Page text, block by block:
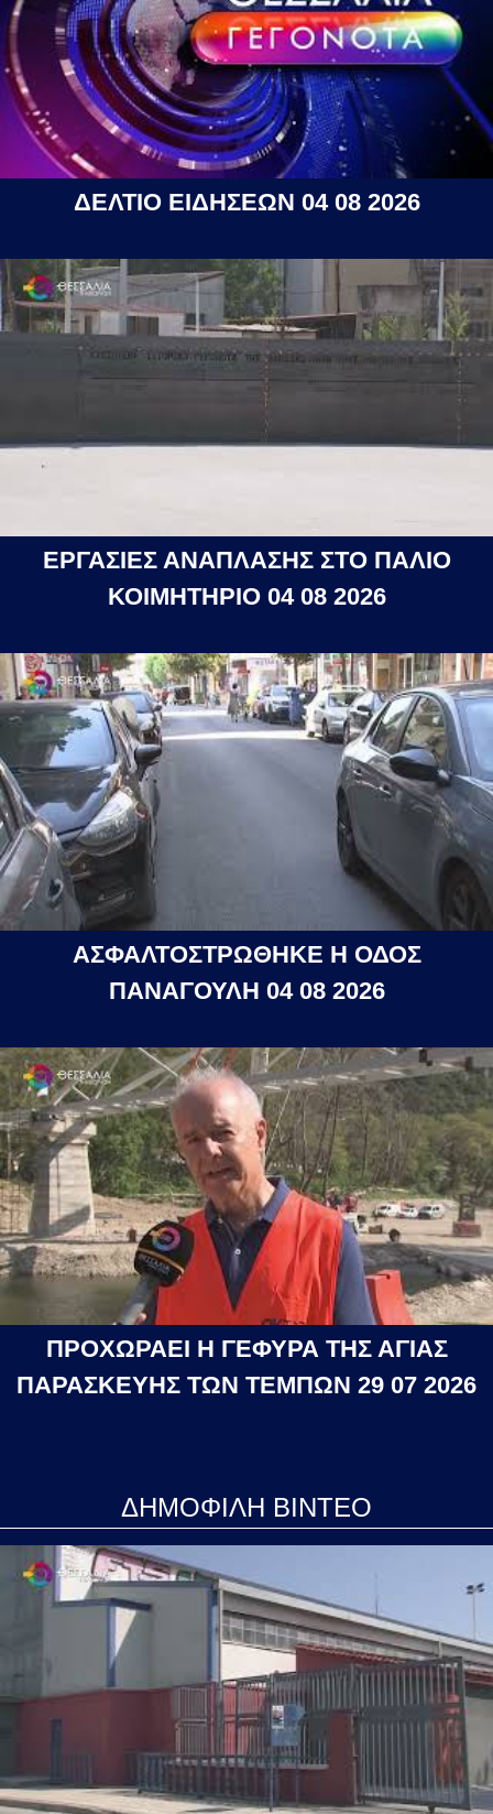
ΔΕΛΤΙΟ ΕΙΔΗΣΕΩΝ 04 08 2026
ΕΡΓΑΣΙΕΣ ΑΝΑΠΛΑΣΗΣ ΣΤΟ ΠΑΛΙΟ
ΚΟΙΜΗΤΗΡΙΟ 04 08 2026
ΑΣΦΑΛΤΟΣΤΡΩΘΗΚΕ Η ΟΔΟΣ
ΠΑΝΑΓΟΥΛΗ 04 08 2026
ΠΡΟΧΩΡΑΕΙ Η ΓΕΦΥΡΑ ΤΗΣ ΑΓΙΑΣ
ΠΑΡΑΣΚΕΥΗΣ ΤΩΝ ΤΕΜΠΩΝ 29 07 2026
ΔΗΜΟΦΙΛΗ ΒΙΝΤΕΟ